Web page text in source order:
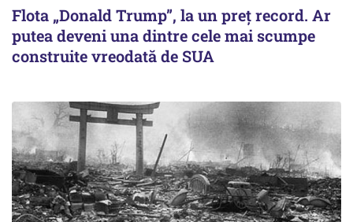
Flota „Donald Trump”, la un preț record. Ar
putea deveni una dintre cele mai scumpe
construite vreodată de SUA